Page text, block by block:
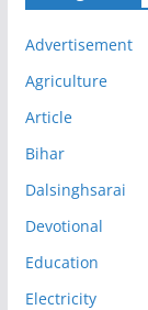
Advertisement
Agriculture
Article
Bihar
Dalsinghsarai
Devotional
Education
Electricity